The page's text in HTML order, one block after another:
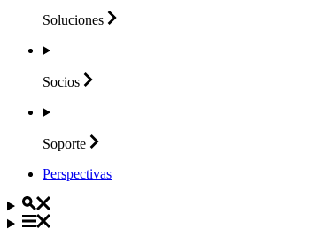
Soluciones
Socios
Soporte
Perspectivas